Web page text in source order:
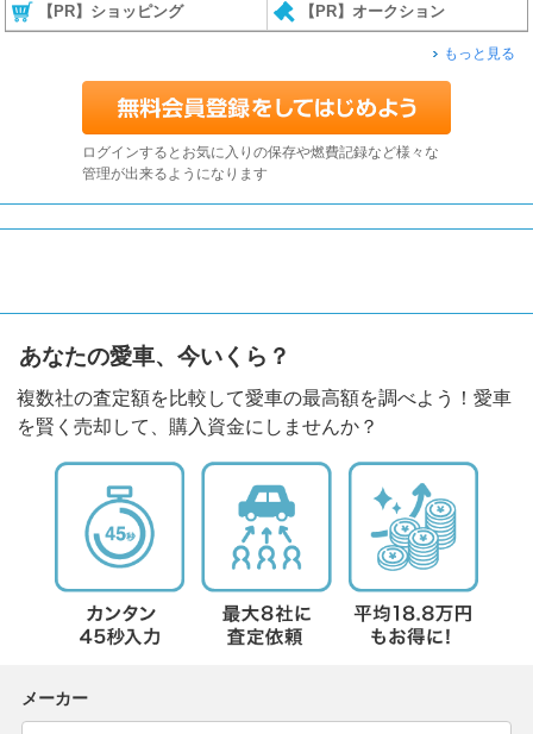
【PR】ショッピング 【PR】オークション
もっと見る
ログインするとお気に入りの保存や燃費記録など様々な
管理が出来るようになります
あなたの愛車、今いくら？
複数社の査定額を比較して愛車の最高額を調べよう！愛車
を賢く売却して、購入資金にしませんか？
メーカー